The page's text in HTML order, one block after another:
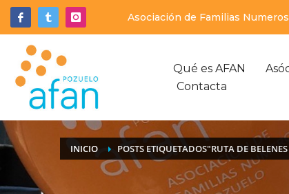
Asociación de Familias
Qué es AFAN
Contacta
INICIO POSTS ETIQUETADOS"RUTA DE